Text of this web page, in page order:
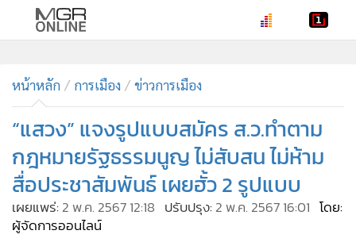
• ทันเหตุการณ์
• ภาคใต้
ภูมิภาค
• Online Section
• บันเทิง
• ผู้จัดการรายวัน
• คอลัมนิสต์
หน้าหลัก การเมือง ข่าวการเมือง
“แสวง” แจงรูปแบบสมัคร ส.ว.ทำตาม
กฎหมายรัฐธรรมนูญ ไม่สับสน ไม่ห้าม
สื่อประชาสัมพันธ์ เผยฮั้ว 2 รูปแบบ
เผยแพร่: 2 พ.ค. 2567 12:18 ปรับปรุง: 2 พ.ค. 2567 16:01 โดย:
ผู้จัดการออนไลน์